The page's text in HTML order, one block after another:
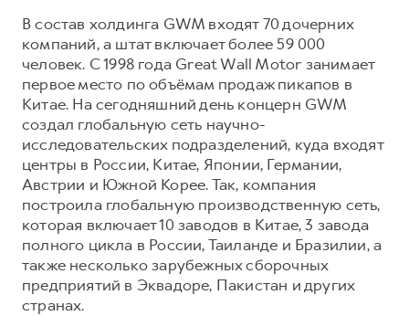
В состав холдинга GWM входят 70 дочерних
компаний, а штат включает более 59 000
человек. С 1998 года Great Wall Motor занимает
первое место по объёмам продаж пикапов в
Китае. На сегодняшний день концерн GWM
создал глобальную сеть научно-
исследовательских подразделений, куда входят
центры в России, Китае, Японии, Германии,
Австрии и Южной Корее. Так, компания
построила глобальную производственную сеть,
которая включает 10 заводов в Китае, 3 завода
полного цикла в России, Таиланде и Бразилии, а
также несколько зарубежных сборочных
предприятий в Эквадоре, Пакистан и других
странах.